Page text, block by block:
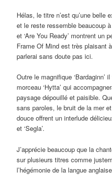
Hélas, le titre n’est qu’une belle
et le reste ressemble beaucoup
et ‘Are You Ready’ montrent un
Frame Of Mind est très plaisant
parlerai sans doute pas ici.
Outre le magnifique ‘Bardaginn’
morceau ‘Hytta’ qui
paysage dépouillé et paisible.
sans paroles, le bruit de la mer
douce offrent un interlude
et ‘Segla’.
J’apprécie beaucoup que la
sur plusieurs titres comme
l’hégémonie de la langue